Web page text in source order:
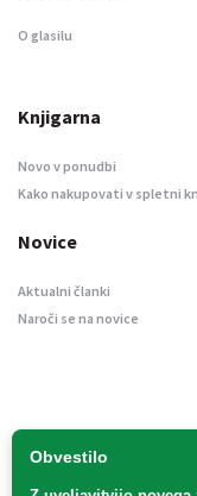
Obvestilo
O glasilu
Knjigarna
Novo v ponudbi
Kako nakupovati v spletni
Novice
Aktualni članki
Naroči se na novice